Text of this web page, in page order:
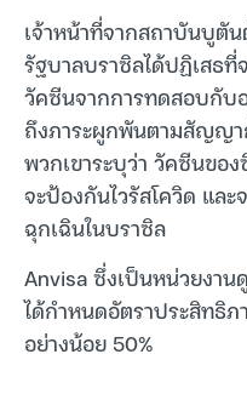
เจ้าหน้าที่จากสถาบันบูตั
รัฐบาลบราซิลได้ปฏิเสธ
วัคซีนจากการทดสอบกับ
ถึงภาระผูกพันตามสัญญา
พวกเขาระบุว่า วัคซีนขอ
จะป้องกันไวรัสโควิด แล
ฉุกเฉินในบราซิล
Anvisa ซึ่งเป็นหน่วยงา
ได้กำหนดอัตราประสิทธิภ
อย่างน้อย 50%